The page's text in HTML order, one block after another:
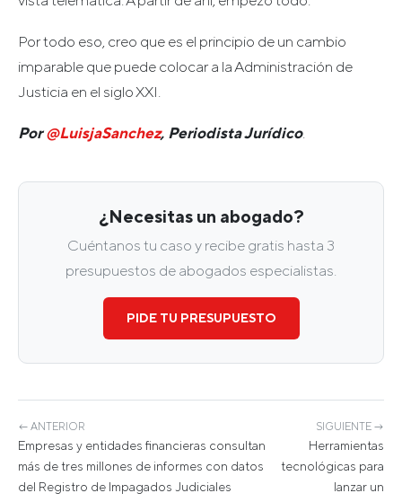
Por todo eso, creo que es el principio de un cambio
imparable que puede colocar a la Administración de
Justicia en el siglo XXI.
Por@LuisjaSanchez, Periodista Jurídico.
¿Necesitas un abogado?
Cuéntanos tu caso y recibe gratis hasta 3
presupuestos de abogados especialistas.
PIDE TU PRESUPUESTO
← ANTERIOR
Empresas y entidades financieras consultan
más de tres millones de informes con datos
del Registro de Impagados Judiciales
SIGUIENTE →
Herramientas
tecnológicas para
lanzar un